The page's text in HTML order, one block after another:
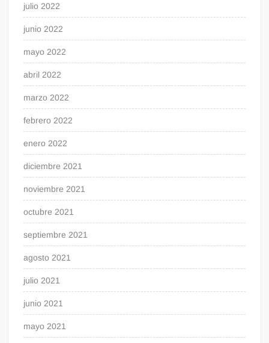
julio 2022
junio 2022
mayo 2022
abril 2022
marzo 2022
febrero 2022
enero 2022
diciembre 2021
noviembre 2021
octubre 2021
septiembre 2021
agosto 2021
julio 2021
junio 2021
mayo 2021